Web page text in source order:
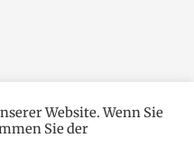
angeführten Öffnungszeiten!
mit uns.Onlineberatung
Website. Wenn Sie
Sie der